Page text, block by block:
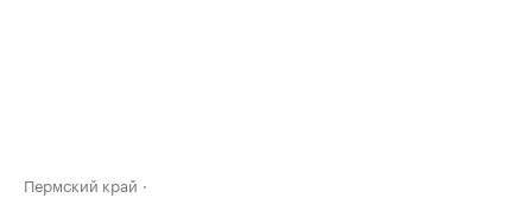
Пермский край